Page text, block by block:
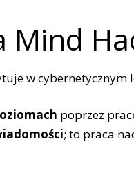
Mind
poprzez
; to praca